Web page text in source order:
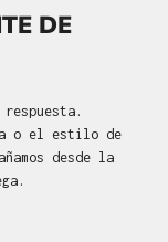
DE
respuesta.
o el estilo de
desde la